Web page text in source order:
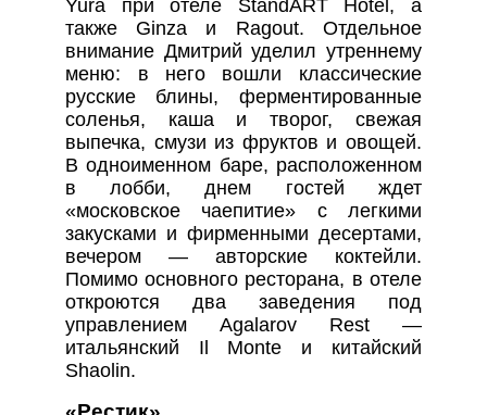
Yura при отеле StandART Hotel, а
также Ginza и Ragout. Отдельное
внимание Дмитрий уделил утреннему
меню: в него вошли классические
русские блины, ферментированные
соленья, каша и творог, свежая
выпечка, смузи из фруктов и овощей.
В одноименном баре, расположенном
в лобби, днем гостей ждет
«московское чаепитие» с легкими
закусками и фирменными десертами,
вечером — авторские коктейли.
Помимо основного ресторана, в отеле
откроются два заведения под
управлением Agalarov Rest —
итальянский Il Monte и китайский
Shaolin.